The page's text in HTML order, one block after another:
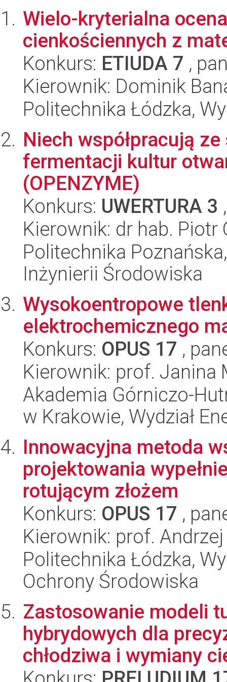
Wielo-kryterialna
cienkościennych z
Konkurs: ETIUDA 7 ,
Kierownik: Dominik
Politechnika Łódzka,
Niech współpracują
fermentacji kultur
(OPENZYME)
Konkurs: UWERTURA 3
Kierownik: dr hab. Piotr
Politechnika
Inżynierii Środowiska
Wysokoentropowe
elektrochemicznego
Konkurs: OPUS 17 ,
Kierownik: prof. Janina
Akademia Górniczo-
w Krakowie, Wydział
Innowacyjna metoda
projektowania
rotującym złożem
Konkurs: OPUS 17 ,
Kierownik: prof.
Politechnika Łódzka,
Ochrony Środowiska
Zastosowanie modeli
hybrydowych dla
chłodziwa i wymiany